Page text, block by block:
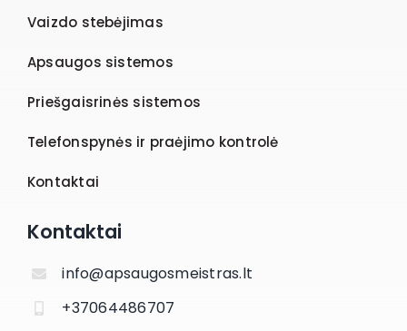
Vaizdo stebėjimas
Apsaugos sistemos
Priešgaisrinės sistemos
Telefonspynės ir praėjimo kontrolė
Kontaktai
Kontaktai
info@apsaugosmeistras.lt
+37064486707